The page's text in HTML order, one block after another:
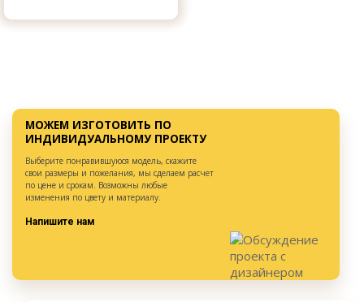
МОЖЕМ ИЗГОТОВИТЬ ПО
ИНДИВИДУАЛЬНОМУ ПРОЕКТУ
Выберите понравившуюся модель, скажите
свои размеры и пожелания, мы сделаем расчет
по цене и срокам. Возможны любые
изменения по цвету и материалу.
Напишите нам